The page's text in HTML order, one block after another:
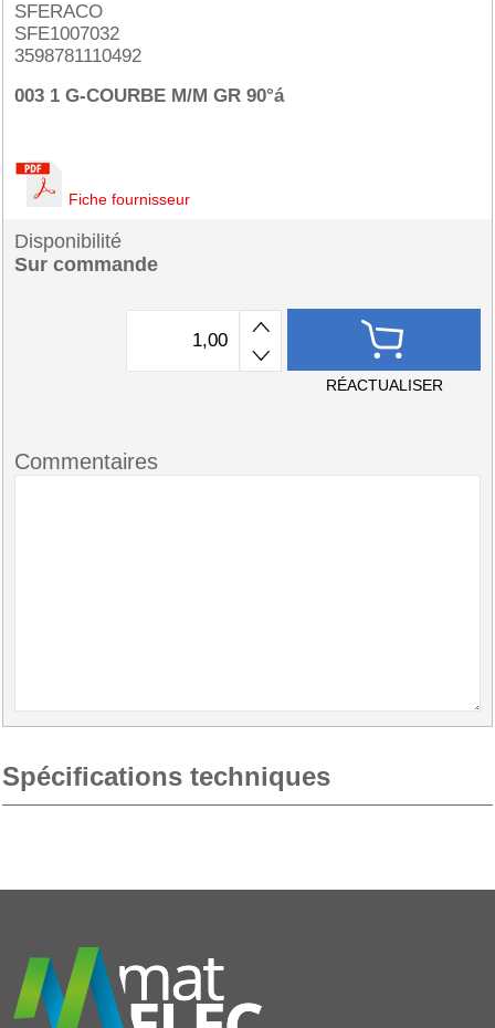
SFERACO
SFE1007032
3598781110492
003 1 G-COURBE M/M GR 90°á
Fiche fournisseur
Disponibilité
Sur commande
RÉACTUALISER
Commentaires
Spécifications techniques